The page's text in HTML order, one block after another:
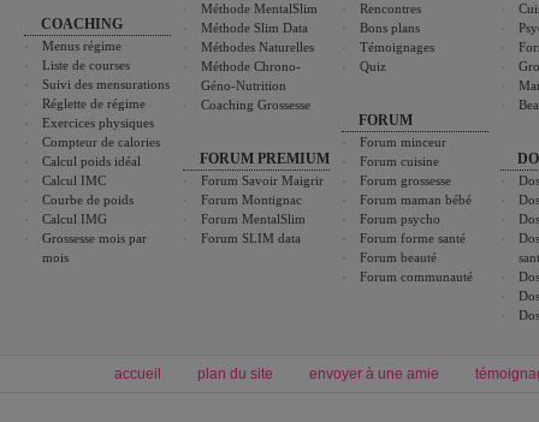
COACHING
Menus régime
Liste de courses
Suivi des mensurations
Réglette de régime
Exercices physiques
Compteur de calories
Calcul poids idéal
Calcul IMC
Courbe de poids
Calcul IMG
Grossesse mois par
mois
Méthode MentalSlim
Méthode Slim Data
Méthodes Naturelles
Méthode Chrono-
Géno-Nutrition
Coaching Grossesse
FORUM PREMIUM
Forum Savoir Maigrir
Forum Montignac
Forum MentalSlim
Forum SLIM data
Rencontres
Bons plans
Témoignages
Quiz
FORUM
Forum minceur
Forum cuisine
Forum grossesse
Forum maman bébé
Forum psycho
Forum forme santé
Forum beauté
Forum communauté
accueil plan du site envoyer à une amie